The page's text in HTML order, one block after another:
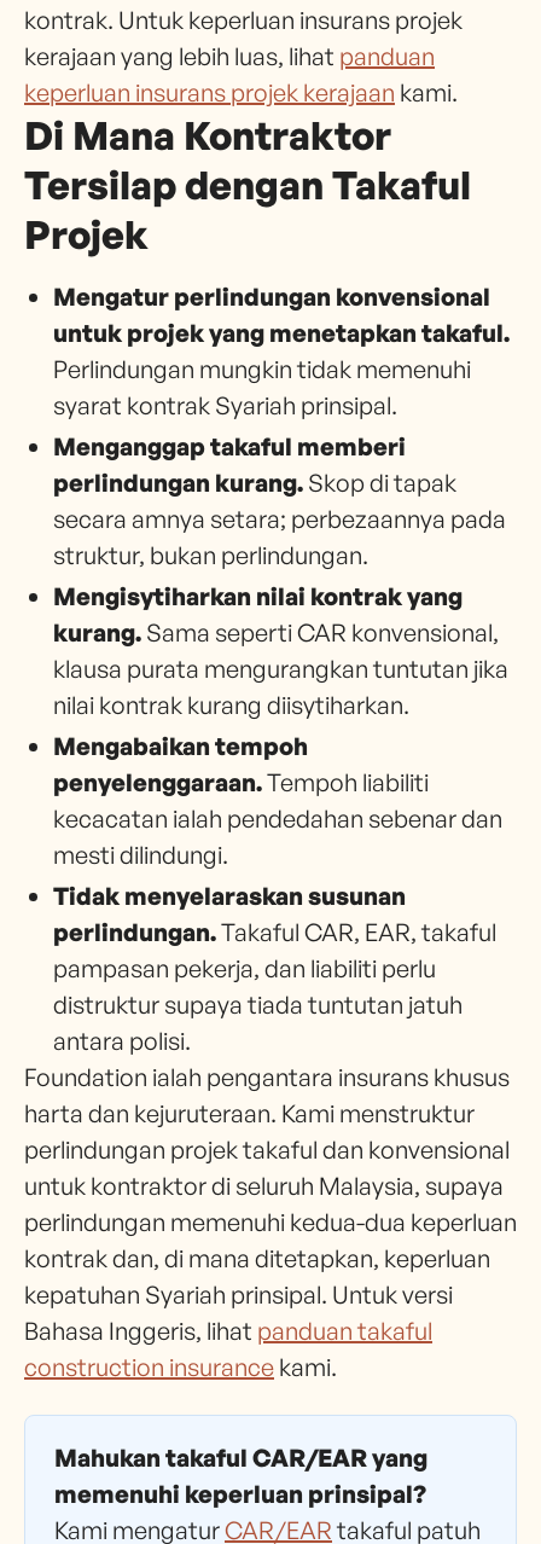
kontrak. Untuk keperluan insurans projek
kerajaan yang lebih luas, lihat panduan
keperluan insurans projek kerajaan kami.
Di Mana Kontraktor
Tersilap dengan Takaful
Projek
Mengatur perlindungan konvensional
untuk projek yang menetapkan takaful.
Perlindungan mungkin tidak memenuhi
syarat kontrak Syariah prinsipal.
Menganggap takaful memberi
perlindungan kurang. Skop di tapak
secara amnya setara; perbezaannya pada
struktur, bukan perlindungan.
Mengisytiharkan nilai kontrak yang
kurang. Sama seperti CAR konvensional,
klausa purata mengurangkan tuntutan jika
nilai kontrak kurang diisytiharkan.
Mengabaikan tempoh
penyelenggaraan.Tempoh liabiliti
kecacatan ialah pendedahan sebenar dan
mesti dilindungi.
Tidak menyelaraskan susunan
perlindungan.Takaful CAR, EAR, takaful
pampasan pekerja, dan liabiliti perlu
distruktur supaya tiada tuntutan jatuh
antara polisi.
Foundation ialah pengantara insurans khusus
harta dan kejuruteraan. Kami menstruktur
perlindungan projek takaful dan konvensional
untuk kontraktor di seluruh Malaysia, supaya
perlindungan memenuhi kedua-dua keperluan
kontrak dan, di mana ditetapkan, keperluan
kepatuhan Syariah prinsipal. Untuk versi
Bahasa Inggeris, lihat panduan takaful
construction insurance kami.
Mahukan takaful CAR/EAR yang
memenuhi keperluan prinsipal?
Kami mengaturCAR/EAR takaful patuh